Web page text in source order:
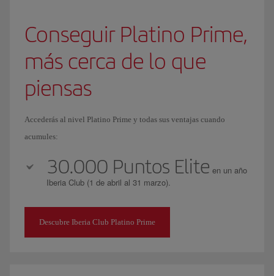
Conseguir Platino Prime,
más cerca de lo que
piensas
Accederás al nivel Platino Prime y todas sus ventajas cuando
acumules:
30.000 Puntos Elite en un año
Iberia Club (1 de abril al 31 marzo).
Descubre Iberia Club Platino Prime